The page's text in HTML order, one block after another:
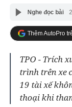
Nghe đọc bài
Thêm AutoPro
TPO - Trích
trình trên xe
19 tài xế
thoại khi